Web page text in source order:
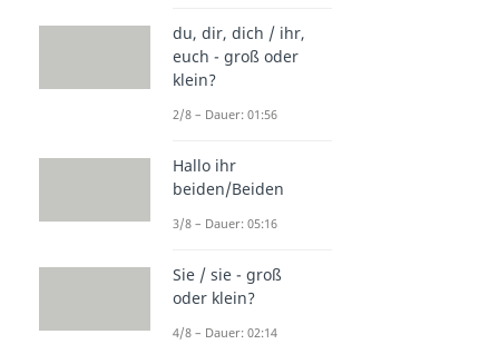
du, dir, dich / ihr,
euch - groß oder
klein?
2/8 – Dauer: 01:56
Hallo ihr
beiden/Beiden
3/8 – Dauer: 05:16
Sie / sie - groß
oder klein?
4/8 – Dauer: 02:14